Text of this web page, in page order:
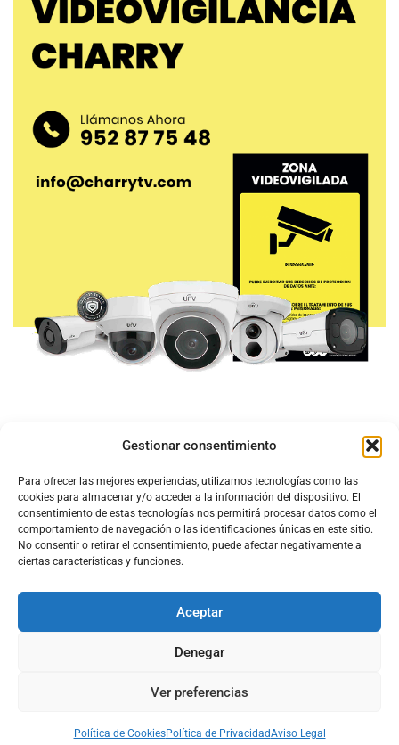
Gestionar consentimiento
Para ofrecer las mejores experiencias, utilizamos tecnologías como las
cookies para almacenar y/o acceder a la información del dispositivo. El
consentimiento de estas tecnologías nos permitirá procesar datos como el
comportamiento de navegación o las identificaciones únicas en este sitio.
No consentir o retirar el consentimiento, puede afectar negativamente a
ciertas características y funciones.
Aceptar
Denegar
Ver preferencias
Política de CookiesPolítica de PrivacidadAviso Legal
Acerca de Nosotros